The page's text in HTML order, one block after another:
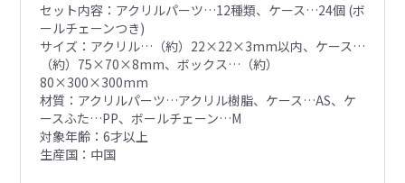
セット内容：アクリルパーツ…12種類、ケース…24個 (ボ
ールチェーンつき)
サイズ：アクリル…（約）22×22×3mm以内、ケース…
（約）75×70×8mm、ボックス…（約）
80×300×300mm
材質：アクリルパーツ…アクリル樹脂、ケース…AS、ケ
ースふた…PP、ボールチェーン…M
対象年齢：6才以上
生産国：中国